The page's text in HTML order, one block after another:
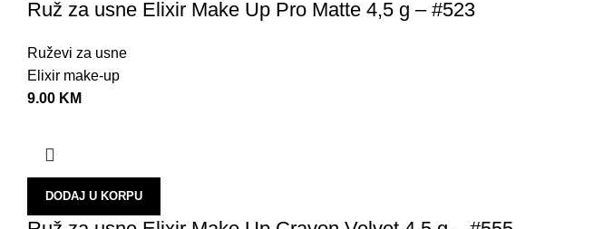
Ruž za usne Elixir Make Up Pro Matte 4,5 g – #523
Ruževi za usne
Elixir make-up
9.00 KM
DODAJ U KORPU